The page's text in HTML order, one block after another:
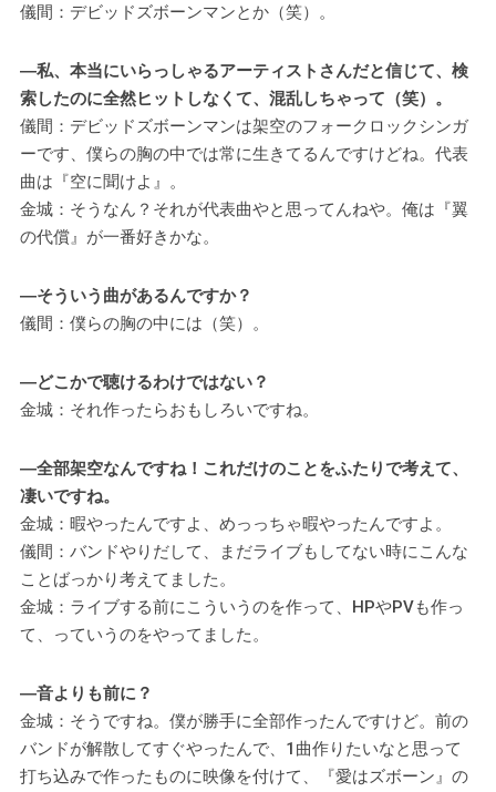
儀間：デビッドズボーンマンとか（笑）。
―私、本当にいらっしゃるアーティストさんだと信じて、検
索したのに全然ヒットしなくて、混乱しちゃって（笑）。
儀間：デビッドズボーンマンは架空のフォークロックシンガ
ーです、僕らの胸の中では常に生きてるんですけどね。代表
曲は『空に聞けよ』。
金城：そうなん？それが代表曲やと思ってんねや。俺は『翼
の代償』が一番好きかな。
―そういう曲があるんですか？
儀間：僕らの胸の中には（笑）。
―どこかで聴けるわけではない？
金城：それ作ったらおもしろいですね。
―全部架空なんですね！これだけのことをふたりで考えて、
凄いですね。
金城：暇やったんですよ、めっっちゃ暇やったんですよ。
儀間：バンドやりだして、まだライブもしてない時にこんな
ことばっかり考えてました。
金城：ライブする前にこういうのを作って、HPやPVも作っ
て、っていうのをやってました。
―音よりも前に？
金城：そうですね。僕が勝手に全部作ったんですけど。前の
バンドが解散してすぐやったんで、1曲作りたいなと思って
打ち込みで作ったものに映像を付けて、『愛はズボーン』の